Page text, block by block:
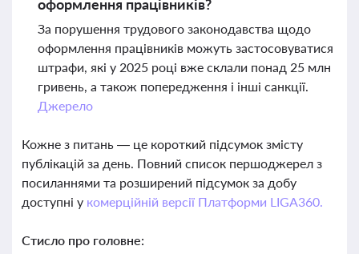
оформлення працівників?
За порушення трудового законодавства щодо
оформлення працівників можуть застосовуватися
штрафи, які у 2025 році вже склали понад 25 млн
гривень, а також попередження і інші санкції.
Джерело
Кожне з питань — це короткий підсумок змісту
публікацій за день. Повний список першоджерел з
посиланнями та розширений підсумок за добу
доступні у комерційній версії Платформи LIGA360.
Стисло про головне: